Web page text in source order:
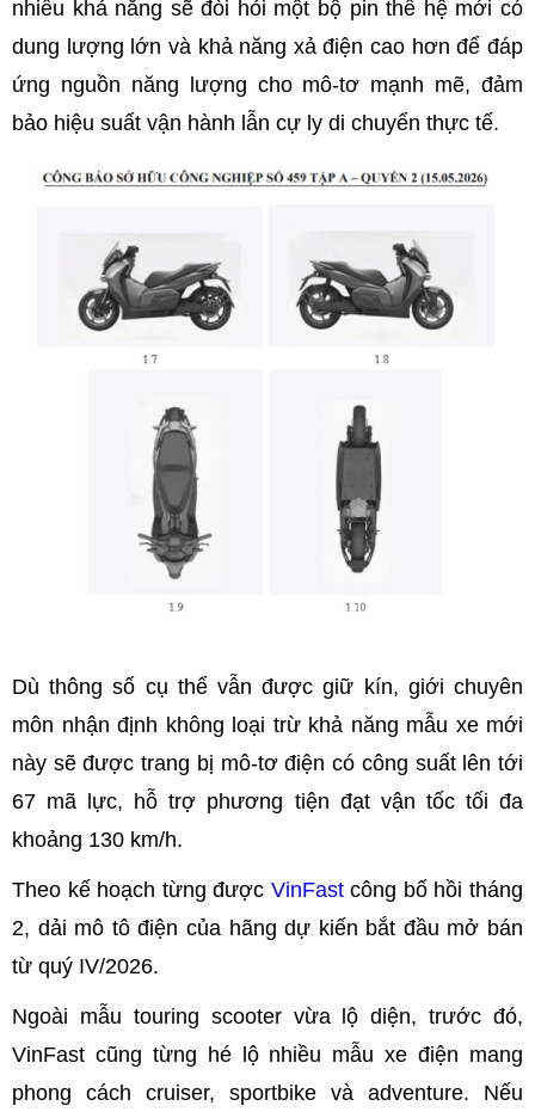
nhiều khả năng sẽ đòi hỏi một bộ pin thế hệ mới có
dung lượng lớn và khả năng xả điện cao hơn để đáp
ứng nguồn năng lượng cho mô-tơ mạnh mẽ, đảm
bảo hiệu suất vận hành lẫn cự ly di chuyển thực tế.
Dù thông số cụ thể vẫn được giữ kín, giới chuyên
môn nhận định không loại trừ khả năng mẫu xe mới
này sẽ được trang bị mô-tơ điện có công suất lên tới
67 mã lực, hỗ trợ phương tiện đạt vận tốc tối đa
khoảng 130 km/h.
Theo kế hoạch từng được VinFastcông bố hồi tháng
2, dải mô tô điện của hãng dự kiến bắt đầu mở bán
từ quý IV/2026.
Ngoài mẫu touring scooter vừa lộ diện, trước đó,
VinFast cũng từng hé lộ nhiều mẫu xe điện mang
phong cách cruiser, sportbike và adventure. Nếu